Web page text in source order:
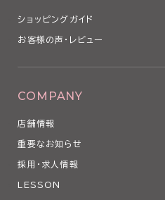
ショッピングガイド
お客様の声・レビュー
COMPANY
店舗情報
重要なお知らせ
採用・求人情報
LESSON